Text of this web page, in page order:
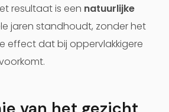
resultaat is een natuurlijke
jaren standhoudt, zonder het
effect dat bij oppervlakkigere